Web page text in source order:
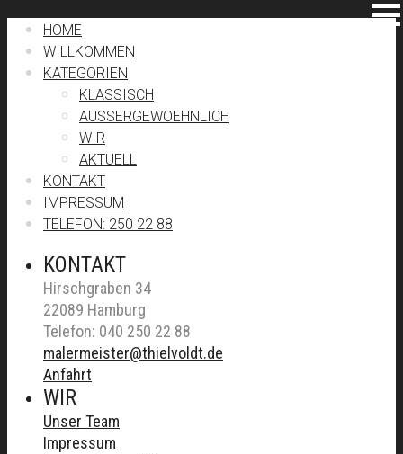
HOME
WILLKOMMEN
KATEGORIEN
KLASSISCH
AUSSERGEWOEHNLICH
WIR
AKTUELL
KONTAKT
IMPRESSUM
TELEFON: 250 22 88
KONTAKT
Hirschgraben 34
22089 Hamburg
Telefon: 040 250 22 88
malermeister@thielvoldt.de
Anfahrt
WIR
Unser Team
Impressum